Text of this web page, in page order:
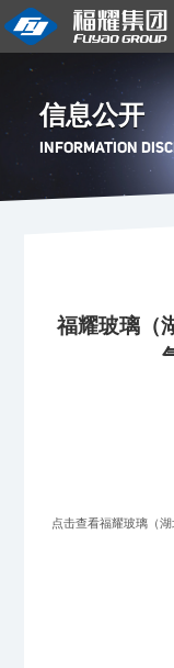
信息公开
INFORMATION
福耀玻璃（
点击查看福耀玻璃（